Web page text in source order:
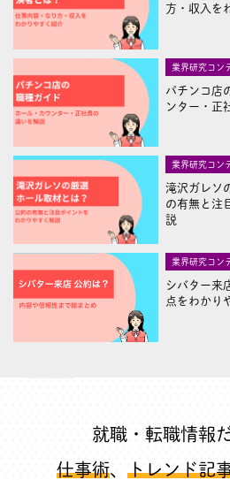
方・収入を
業界研究コン
パチンコ店
ンター・正
業界研究コン
滝沢ガレソ
の有無と注
説
業界研究コン
シバター来
点をわかり
就職・転職情報
仕事術、 トレンド記